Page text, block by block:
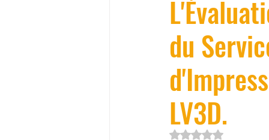
SCANNER 3D
filament 3D
Entretien imprimante 3D
du
LV3D.
Noté NaN étoiles